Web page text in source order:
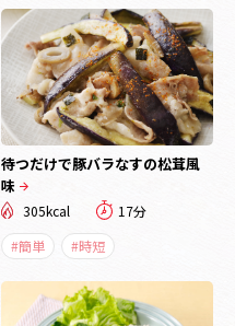
待つだけで豚バラなすの松茸風
味
305kcal
17分
#簡単
#時短